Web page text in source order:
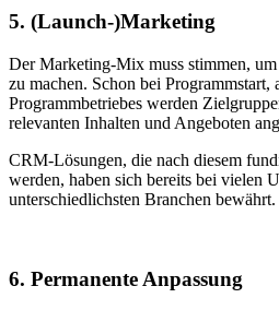
5. (Launch-)Marketing
Der Marketing-Mix muss stimmen,
zu machen. Schon bei Programmstart,
Programmbetriebes werden
relevanten Inhalten und Angeboten
CRM-Lösungen, die nach diesem
werden, haben sich bereits bei vielen
unterschiedlichsten Branchen bewährt.
6. Permanente Anpassung